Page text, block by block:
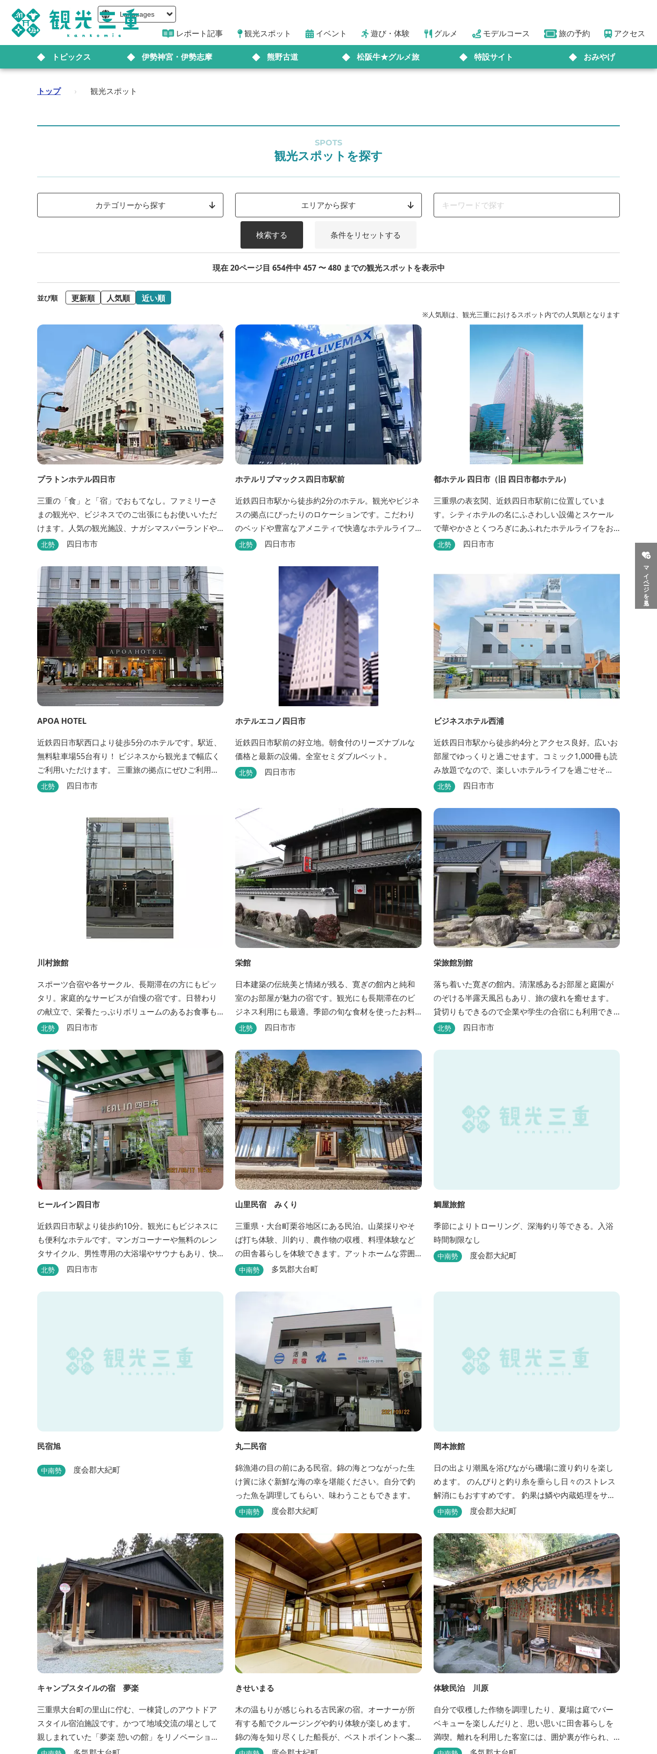
Languages
レポート記事 観光スポット イベント 遊び・体験 グルメ モデルコース 旅の予約 アクセス
トピックス 伊勢神宮・伊勢志摩 熊野古道 松阪牛★グルメ旅 特設サイト おみやげ
マイページを見る
トップ › 観光スポット
SPOTS
観光スポットを探す
カテゴリーから探す エリアから探す
検索する 条件をリセットする
現在 20ページ目 654件中 457 〜 480 までの観光スポットを表示中
並び順 更新順 人気順 近い順
※人気順は、観光三重におけるスポット内での人気順となります
プラトンホテル四日市
三重の「食」と「宿」でおもてなし。ファミリーさ
まの観光や、ビジネスでのご出張にもお使いいただ
けます。人気の観光施設、ナガシマスパーランドや
鈴鹿サーキットをご利用の際にも便利です。 和食、
みください。近鉄四日市駅から徒歩３分と、公共交
通機関でのお越しにも大変便利です。
北勢 四日市市
ホテルリブマックス四日市駅前
近鉄四日市駅から徒歩約2分のホテル。観光やビジネ
スの拠点にぴったりのロケーションです。こだわり
のベッドや豊富なアメニティで快適なホテルライフ
を過ごせます。
北勢 四日市市
都ホテル 四日市（旧 四日市都ホテル）
三重県の表玄関、近鉄四日市駅前に位置していま
す。シティホテルの名にふさわしい設備とスケール
で華やかさとくつろぎにあふれたホテルライフをお
楽しみいただけます。四日市を中心とした観光、ビ
北勢 四日市市
APOA HOTEL
近鉄四日市駅西口より徒歩5分のホテルです。駅近、
無料駐車場55台有り！ ビジネスから観光まで幅広く
ご利用いただけます。 三重旅の拠点にぜひご利用く
ださいませ♪
北勢 四日市市
ホテルエコノ四日市
近鉄四日市駅前の好立地。朝食付のリーズナブルな
価格と最新の設備。全室セミダブルベット。
北勢 四日市市
ビジネスホテル西浦
近鉄四日市駅から徒歩約4分とアクセス良好。広いお
部屋でゆっくりと過ごせます。コミック1,000冊も読
み放題でなので、楽しいホテルライフを過ごせそ
う。丁寧な接客も好評です。
北勢 四日市市
川村旅館
スポーツ合宿や各サークル、長期滞在の方にもピッ
タリ。家庭的なサービスが自慢の宿です。日替わり
の献立で、栄養たっぷりボリュームのあるお食事も
楽しめます。
北勢 四日市市
栄館
日本建築の伝統美と情緒が残る、寛ぎの館内と純和
室のお部屋が魅力の宿です。観光にも長期滞在のビ
ジネス利用にも最適。季節の旬な食材を使ったお料
理も楽しめます。
北勢 四日市市
栄旅館別館
落ち着いた寛ぎの館内。清潔感あるお部屋と庭園が
のぞける半露天風呂もあり、旅の疲れを癒せます。
貸切りもできるので企業や学生の合宿にも利用でき
ます。
北勢 四日市市
ヒールイン四日市
近鉄四日市駅より徒歩約10分。観光にもビジネスに
も便利なホテルです。マンガコーナーや無料のレン
タサイクル、男性専用の大浴場やサウナもあり、快
適に過ごすことができます。
北勢 四日市市
山里民宿 みくり
三重県・大台町栗谷地区にある民泊。山菜採りやそ
ば打ち体験、川釣り、農作物の収穫、料理体験など
の田舎暮らしを体験できます。アットホームな雰囲
気が大好評。 ビオトープや、五右衛門風呂も楽しめ
っ暗。都会には無い闇の中を飛び交うヒメホタル・
ヘイケボタルを観賞したり、星空を眺めたり・・・
初夏の早朝には「アカショウビン」の美しい声を聞
く事ができた...
中南勢 多気郡大台町
鯛屋旅館
季節によりトローリング、深海釣り等できる。入浴
時間制限なし
中南勢 度会郡大紀町
民宿旭
中南勢 度会郡大紀町
丸二民宿
錦漁港の目の前にある民宿。錦の海とつながった生
け簀に泳ぐ新鮮な海の幸を堪能ください。自分で釣
った魚を調理してもらい、味わうこともできます。
中南勢 度会郡大紀町
岡本旅館
日の出より潮風を浴びながら磯場に渡り釣りを楽し
めます。 のんびりと釣り糸を垂らし日々のストレス
解消にもおすすめです。 釣果は鱗や内蔵処理をサー
ビスしております（数に限りあり）。 一風呂浴びて
０円、弁当５００円
中南勢 度会郡大紀町
キャンプスタイルの宿 夢楽
三重県大台町の里山に佇む、一棟貸しのアウトドア
スタイル宿泊施設です。かつて地域交流の場として
親しまれていた「夢楽 憩いの館」をリノベーション
し、焚き火やBBQ、ペットとの滞在を楽しめる“キャ
きせいまる
木の温もりが感じられる古民家の宿。オーナーが所
有する船でクルージングや釣り体験が楽しめます。
錦の海を知り尽くした船長が、ベストポイントへ案
内してくれます。
体験民泊 川原
自分で収穫した作物を調理したり、夏場は庭でバー
ベキューを楽しんだりと、思い思いに田舎暮らしを
満喫。離れを利用した客室には、囲炉裏が作られ、
薪でたく手作りの岩風呂が自慢。